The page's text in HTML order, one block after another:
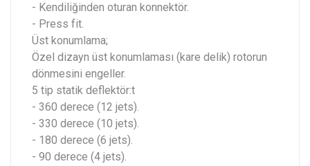
- Kendiliğinden oturan konnektör.
- Press fit.
Üst konumlama;
Özel dizayn üst konumlaması (kare delik) rotorun
dönmesini engeller.
5 tip statik deflektör:t
- 360 derece (12 jets).
- 330 derece (10 jets).
- 180 derece (6 jets).
- 90 derece (4 jets).